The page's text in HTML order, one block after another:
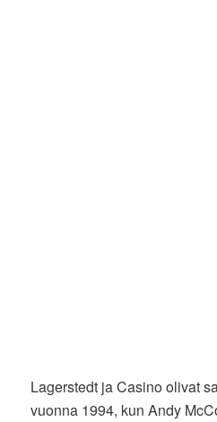
Lagerstedt ja Casino olivat
vuonna 1994, kun Andy